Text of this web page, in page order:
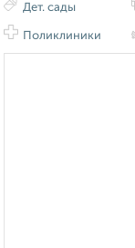
Дет. сады
Поликлиники